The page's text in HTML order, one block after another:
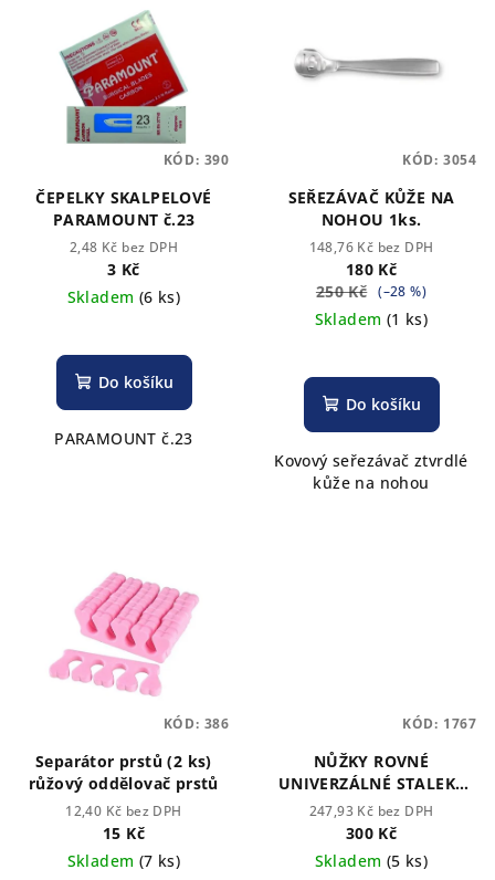
ČEPELKY SKALPELOVÉ
PARAMOUNT č.23
2,48 Kč bez DPH
3 Kč
Skladem (6 ks)
Do košíku
PARAMOUNT č.23
KÓD: 390
SEŘEZÁVAČ KŮŽE NA
NOHOU 1ks.
148,76 Kč bez DPH
180 Kč
250 Kč (–28 %)
Skladem (1 ks)
Do košíku
Kovový seřezávač ztvrdlé
kůže na nohou
KÓD: 3054
Separátor prstů (2 ks)
růžový oddělovač prstů
12,40 Kč bez DPH
15 Kč
Skladem (7 ks)
KÓD: 386
NŮŽKY ROVNÉ
UNIVERZÁLNÉ STALEKS
CLASSIC 30/1
247,93 Kč bez DPH
300 Kč
Skladem (5 ks)
KÓD: 1767